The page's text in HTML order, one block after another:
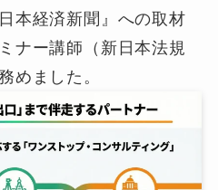
本経済新聞』への取材
ナー講師（新日本法規
めました。